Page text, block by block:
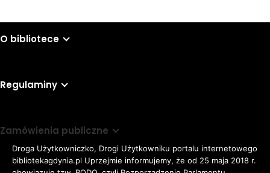
O bibliotece
Regulaminy
Zamówienia publiczne
Droga Użytkowniczko, Drogi Użytkowniku portalu internetowego
bibliotekagdynia.pl Uprzejmie informujemy, że od 25 maja 2018 r.